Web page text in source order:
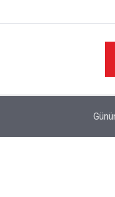
İklim Dirençli